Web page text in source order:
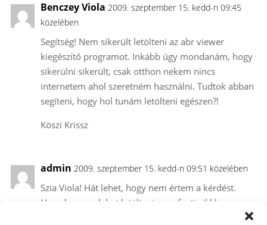
Benczey Viola 2009. szeptember 15. kedd-n 09:45
közelében
Segítség! Nem sikerült letölteni az abr viewer
kiegészítő programot. Inkább úgy mondanám, hogy
sikerülni sikerült, csak otthon nekem nincs
internetem ahol szeretném használni. Tudtok abban
segíteni, hogy hol tunám letölteni egészen?!
Köszi Krissz
admin 2009. szeptember 15. kedd-n 09:51 közelében
Szia Viola! Hát lehet, hogy nem értem a kérdést.
Hogy honnan lehet letölteni, az a fenti cikkben